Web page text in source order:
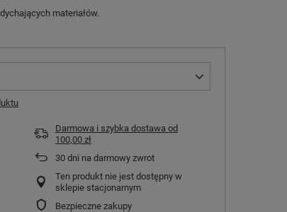
materiałów.
Darmowa i szybka dostawa od
100,00 zł
30 dni na darmowy zwrot
Ten produkt nie jest dostępny w
sklepie stacjonarnym
Bezpieczne zakupy